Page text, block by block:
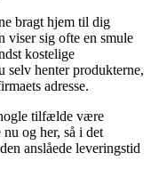
bragt hjem til dig
viser sig ofte en smule
kostelige
henter produkterne,
adresse.
tilfælde være
og her, så i det
anslåede leveringstid